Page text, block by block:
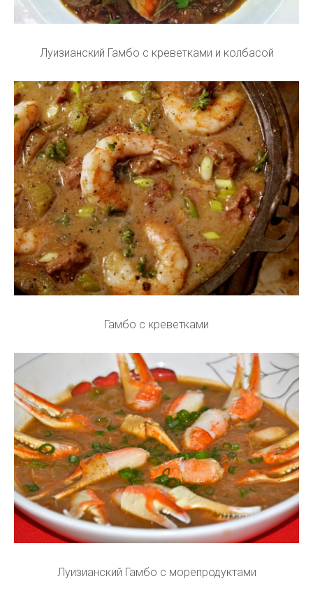
Луизианский Гамбо с креветками и колбасой
Гамбо с креветками
Луизианский Гамбо с морепродуктами